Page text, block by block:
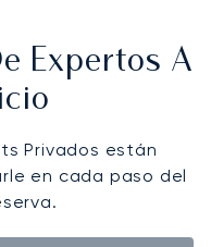
Expertos A
Privados están
en cada paso del